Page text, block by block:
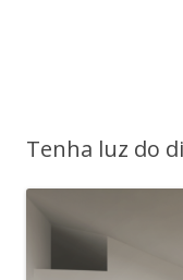
Tenha luz do